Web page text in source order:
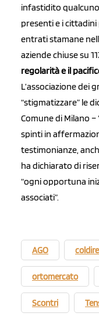
infastidito
presenti e i
entrati stamane
aziende chiuse su
regolarità e il
L’associazione dei
“stigmatizzare” le
Comune di Milano
spinti in
testimonianze,
ha dichiarato di
“ogni opportuna
associati”.
AGO
ortomercato
Scontri